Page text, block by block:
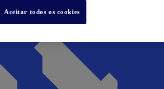
Aceitar todos os cookies